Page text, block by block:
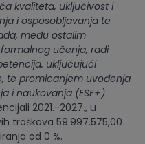
kvaliteta, uključivost i
i osposobljavanja te
među ostalim
učenja, radi
uključujući
te promicanjem uvođenja
i naukovanja (ESF+)
2021.-2027., u
troškova 59.997.575,00
od 0 %.